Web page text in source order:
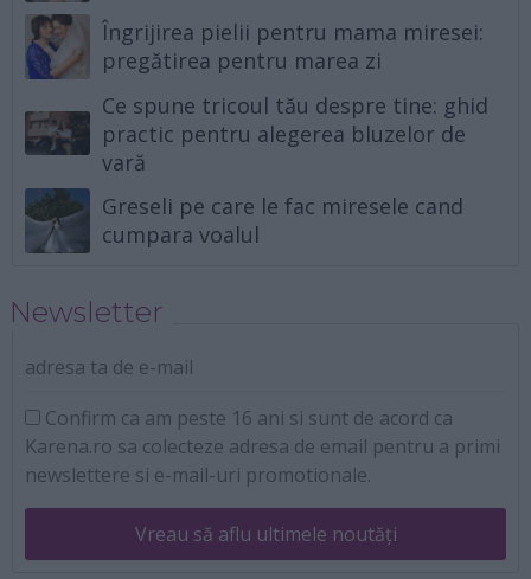
Îngrijirea pielii pentru mama miresei:
pregătirea pentru marea zi
Ce spune tricoul tău despre tine: ghid
practic pentru alegerea bluzelor de
vară
Greseli pe care le fac miresele cand
cumpara voalul
Newsletter
adresa ta de e-mail
Confirm ca am peste 16 ani si sunt de acord ca
Karena.ro sa colecteze adresa de email pentru a primi
newslettere si e-mail-uri promotionale.
Vreau să aflu ultimele noutăți